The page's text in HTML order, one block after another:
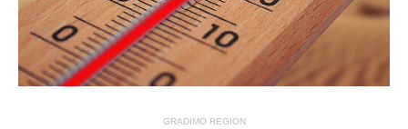
GRADIMO REGION